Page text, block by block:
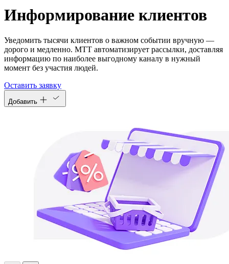
Информирование клиентов
Уведомить тысячи клиентов о важном событии вручную —
дорого и медленно. МТТ автоматизирует рассылки, доставляя
информацию по наиболее выгодному каналу в нужный
момент без участия людей.
Оставить заявку
Добавить